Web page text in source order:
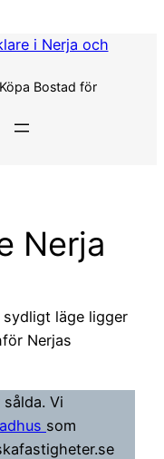
i Nerja och
Bostad för
Nerja
läge ligger
Nerjas
Vi
som